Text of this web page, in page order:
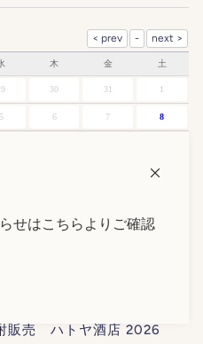
木 金 土
30 31 1
5 6 7 8
22
2 3 4
販売 ハトヤ酒店 2026
せはこちらよりご確認